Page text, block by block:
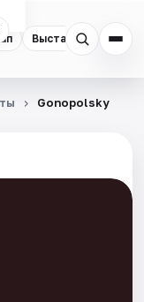
Выставки
Gonopolsky